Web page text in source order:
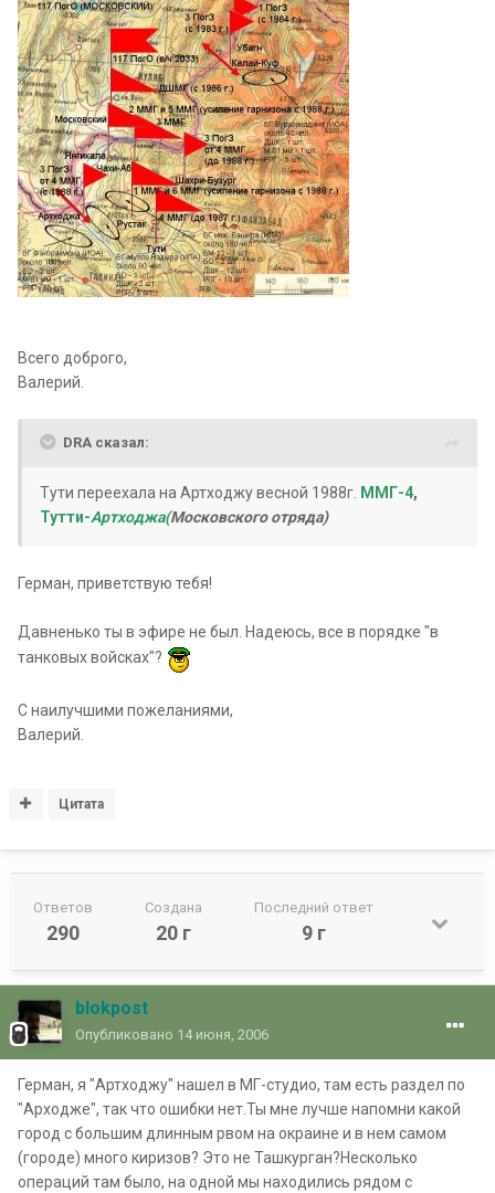
Всего доброго,
Валерий.
DRA сказал:
Тути переехала на Артходжу весной 1988г. ММГ-4,
Тутти-Артходжа(Московского отряда)
Герман, приветствую тебя!
Давненько ты в эфире не был. Надеюсь, все в порядке "в
танковых войсках"?
С наилучшими пожеланиями,
Валерий.
Цитата
Ответов
290
Создана
20 г
Последний ответ
9 г
blokpost
Опубликовано 14 июня, 2006
Герман, я "Артходжу" нашел в МГ-студио, там есть раздел по
"Арходже", так что ошибки нет.Ты мне лучше напомни какой
город с большим длинным рвом на окраине и в нем самом
(городе) много киризов? Это не Ташкурган?Несколько
операций там было, на одной мы находились рядом с